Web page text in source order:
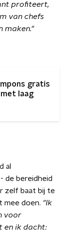
profiteert,
van chefs
maken."
gratis
laag
al
de bereidheid
zelf baat bij te
mee doen. "Ik
voor
en ik dacht: